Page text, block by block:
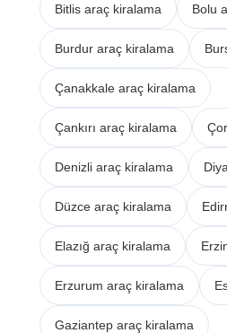
Bitlis araç kiralama Bolu
Burdur araç kiralama
Çanakkale araç kiralama
Çankırı araç kiralama
Denizli araç kiralama
Düzce araç kiralama
Elazığ araç kiralama
Erzurum araç kiralama
Gaziantep araç kiralama